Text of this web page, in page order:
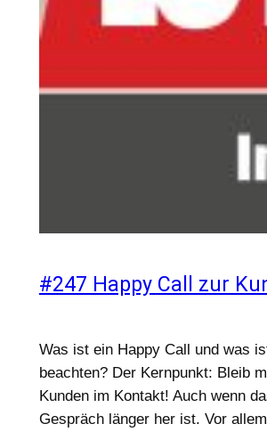
#247 Happy Call zur
Was ist ein Happy Call und was
beachten? Der Kernpunkt: Bleib
Kunden im Kontakt! Auch wenn
Gespräch länger her ist. Vor